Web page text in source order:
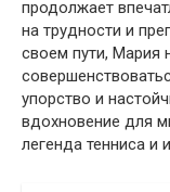
продолжает
на трудности и
своем пути, Мария
упорство и
вдохновение для
легенда тенниса и